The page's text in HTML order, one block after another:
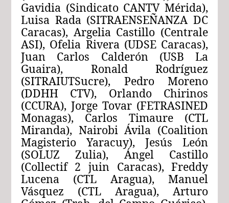
Gavidia (Sindicato CANTV Mérida),
Luisa Rada (SITRAENSEÑANZA DC
Caracas), Argelia Castillo (Centrale
ASI), Ofelia Rivera (UDSE Caracas),
Juan Carlos Calderón (USB La
Guaira), Ronald Rodríguez
(SITRAIUTSucre), Pedro Moreno
(DDHH CTV), Orlando Chirinos
(CCURA), Jorge Tovar (FETRASINED
Monagas), Carlos Timaure (CTL
Miranda), Nairobi Ávila (Coalition
Magisterio Yaracuy), Jesús León
(SOLUZ Zulia), Ángel Castillo
(Collectif 2 juin Caracas), Freddy
Lucena (CTL Aragua), Manuel
Vásquez (CTL Aragua), Arturo